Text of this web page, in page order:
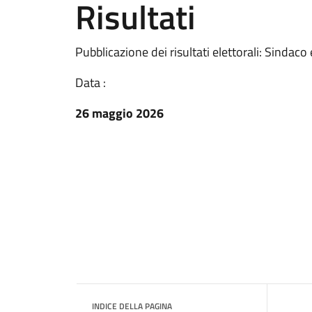
Risultati
Pubblicazione dei risultati elettorali: Sindaco
Data :
26 maggio 2026
INDICE DELLA PAGINA